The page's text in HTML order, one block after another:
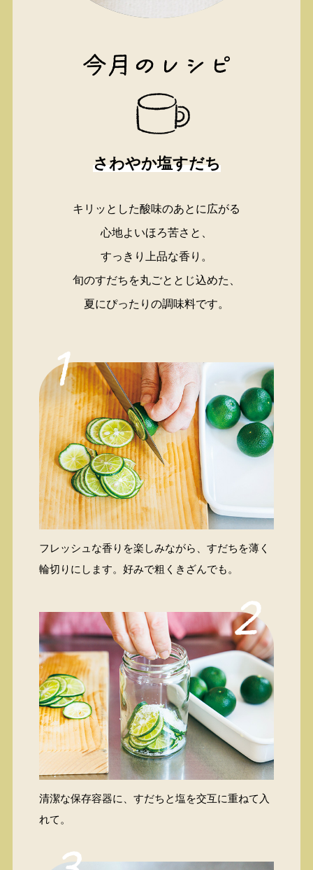
さわやか塩すだち
キリッとした酸味のあとに広がる
心地よいほろ苦さと、
すっきり上品な香り。
旬のすだちを丸ごととじ込めた、
夏にぴったりの調味料です。
フレッシュな香りを楽しみながら、すだちを薄く
輪切りにします。好みで粗くきざんでも。
清潔な保存容器に、すだちと塩を交互に重ねて入
れて。